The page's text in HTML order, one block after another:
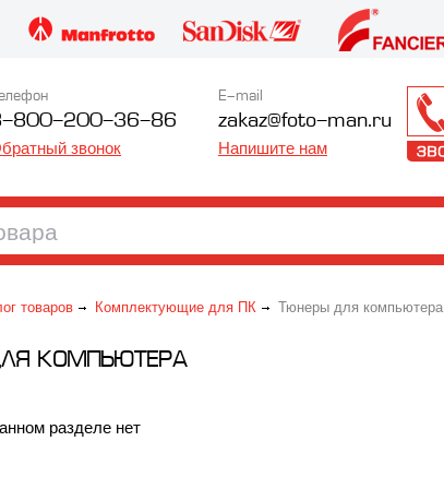
800-200-36-86
звонок
E-mail
zakaz@foto-man.ru
Напишите нам
товаров Комплектующие для ПК Тюнеры для компьютера
КОМПЬЮТЕРА
разделе нет